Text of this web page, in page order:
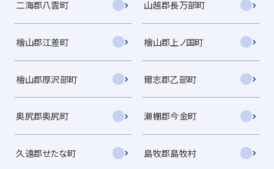
二海郡八雲町 山越郡長万部町
檜山郡江差町 檜山郡上ノ国町
檜山郡厚沢部町 爾志郡乙部町
奥尻郡奥尻町 瀬棚郡今金町
久遠郡せたな町 島牧郡島牧村